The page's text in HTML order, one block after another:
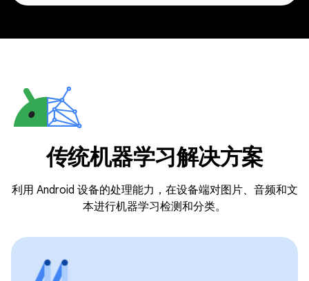
传统机器学习解决方案
利用 Android 设备的处理能力，在设备端对图片、音频和文
本进行机器学习检测和分类。